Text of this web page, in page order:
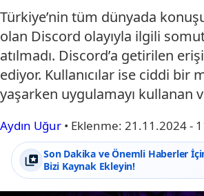
Türkiye’nin tüm dünyada
olan Discord olayıyla ilgili
atılmadı. Discord’a getirilen
ediyor. Kullanıcılar ise ciddi bir
yaşarken uygulamayı kullanan
Aydın Uğur • Eklenme: 21.11.2024 -
Son Dakika ve Önemli Haberler
Bizi Kaynak Ekleyin!